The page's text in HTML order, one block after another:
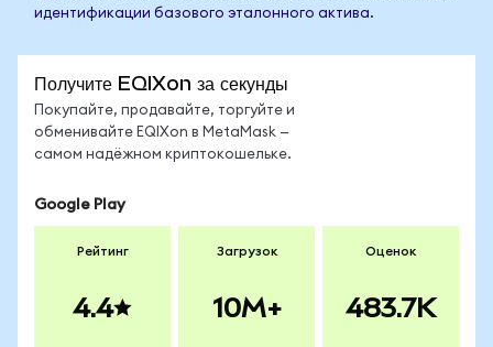
идентификации базового эталонного актива.
Получите EQIXon за секунды
Покупайте, продавайте, торгуйте и
обменивайте EQIXon в MetaMask —
самом надёжном криптокошельке.
Google Play
Рейтинг
4.4
Загрузок
10M+
Оценок
483.7K